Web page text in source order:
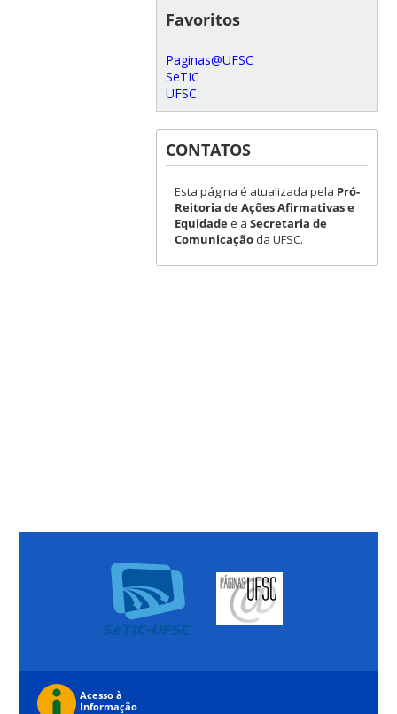
Favoritos
Paginas@UFSC
SeTIC
UFSC
CONTATOS
Esta página é atualizada pela Pró-
Reitoria de Ações Afirmativas e
Equidadee a Secretaria de
Comunicaçãoda UFSC.